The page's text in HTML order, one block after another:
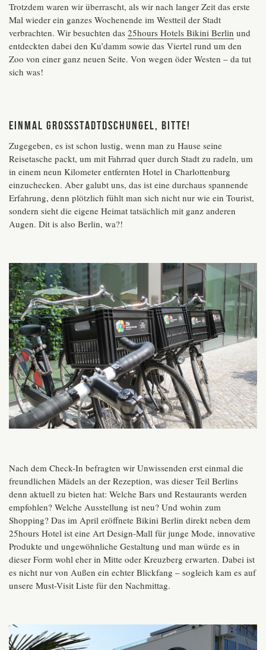
Trotzdem waren wir überrascht, als wir nach langer Zeit das erste
Mal wieder ein ganzes Wochenende im Westteil der Stadt
verbrachten. Wir besuchten das 25hours Hotels Bikini Berlin und
entdeckten dabei den Ku’damm sowie das Viertel rund um den
Zoo von einer ganz neuen Seite. Von wegen öder Westen – da tut
sich was!
Einmal Großstadtdschungel, bitte!
Zugegeben, es ist schon lustig, wenn man zu Hause seine
Reisetasche packt, um mit Fahrrad quer durch Stadt zu radeln, um
in einem neun Kilometer entfernten Hotel in Charlottenburg
einzuchecken. Aber galubt uns, das ist eine durchaus spannende
Erfahrung, denn plötzlich fühlt man sich nicht nur wie ein Tourist,
sondern sieht die eigene Heimat tatsächlich mit ganz anderen
Augen. Dit is also Berlin, wa?!
Nach dem Check-In befragten wir Unwissenden erst einmal die
freundlichen Mädels an der Rezeption, was dieser Teil Berlins
denn aktuell zu bieten hat: Welche Bars und Restaurants werden
empfohlen? Welche Ausstellung ist neu? Und wohin zum
Shopping? Das im April eröffnete Bikini Berlin direkt neben dem
25hours Hotel ist eine Art Design-Mall für junge Mode, innovative
Produkte und ungewöhnliche Gestaltung und man würde es in
dieser Form wohl eher in Mitte oder Kreuzberg erwarten. Dabei ist
es nicht nur von Außen ein echter Blickfang – sogleich kam es auf
unsere Must-Visit Liste für den Nachmittag.